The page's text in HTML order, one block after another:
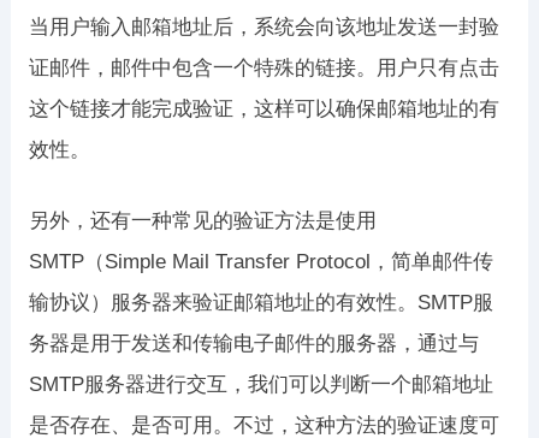
当用户输入邮箱地址后，系统会向该地址发送一封验
证邮件，邮件中包含一个特殊的链接。用户只有点击
这个链接才能完成验证，这样可以确保邮箱地址的有
效性。
另外，还有一种常见的验证方法是使用
SMTP（Simple Mail Transfer Protocol，简单邮件传
输协议）服务器来验证邮箱地址的有效性。SMTP服
务器是用于发送和传输电子邮件的服务器，通过与
SMTP服务器进行交互，我们可以判断一个邮箱地址
是否存在、是否可用。不过，这种方法的验证速度可